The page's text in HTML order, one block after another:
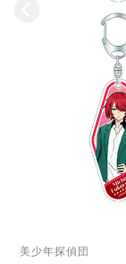
美少年探偵団